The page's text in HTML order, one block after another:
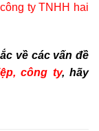
ty TNHH hai
về các vấn đề
công ty, hãy